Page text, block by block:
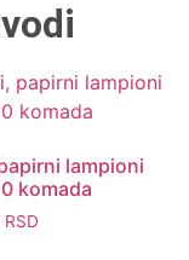
lampioni
komada
RSD